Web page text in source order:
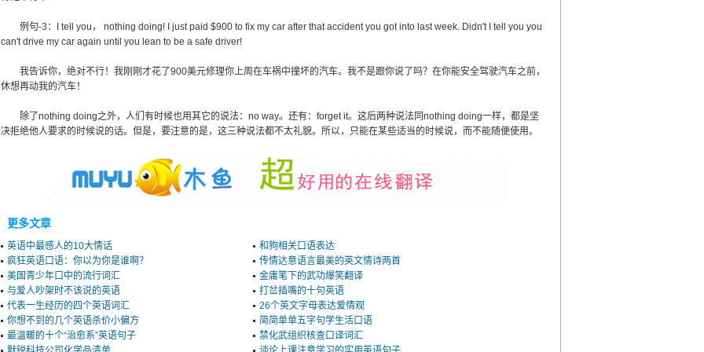
例句-3：I tell you， nothing doing! I just paid $900 to fix my car after that accident you got into last week. Didn't I tell you you
can't drive my car again until you lean to be a safe driver!
我告诉你，绝对不行！我刚刚才花了900美元修理你上周在车祸中撞坏的汽车。我不是跟你说了吗？在你能安全驾驶汽车之前，
休想再动我的汽车！
除了nothing doing之外，人们有时候也用其它的说法：no way。还有：forget it。这后两种说法同nothing doing一样，都是坚
决拒绝他人要求的时候说的话。但是，要注意的是，这三种说法都不太礼貌。所以，只能在某些适当的时候说，而不能随便使用。
更多文章
英语中最感人的10大情话
和狗相关口语表达
疯狂英语口语：你以为你是谁啊？
传情达意语言最美的英文情诗两首
美国青少年口中的流行词汇
金庸笔下的武功爆笑翻译
与爱人吵架时不该说的英语
打岔插嘴的十句英语
代表一生经历的四个英语词汇
26个英文字母表达爱情观
你想不到的几个英语杀价小偏方
简简单单五字句学生活口语
最温暖的十个“治愈系”英语句子
禁化武组织核查口译词汇